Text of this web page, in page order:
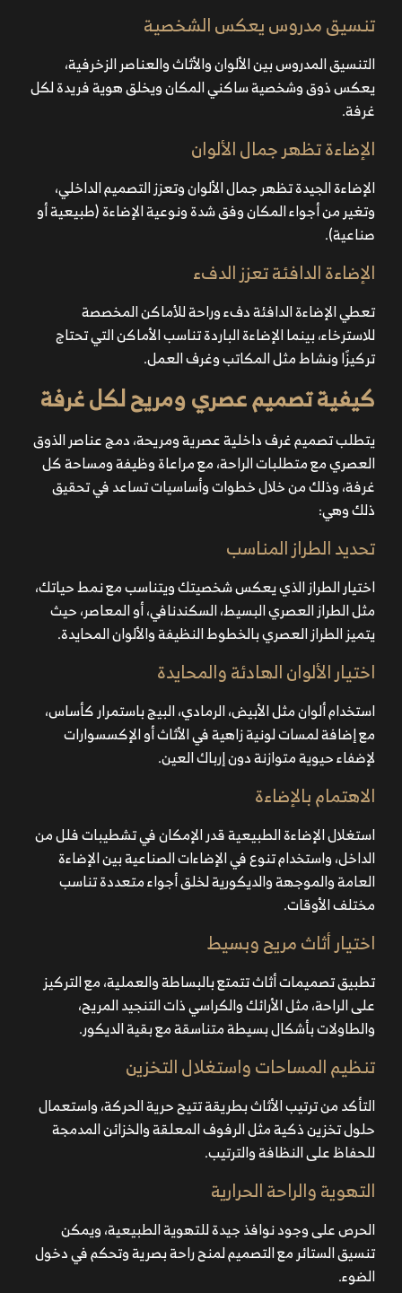
تنسيق مدروس يعكس الشخصية
التنسيق المدروس بين الألوان والأثاث والعناصر الزخرفية،
يعكس ذوق وشخصية ساكني المكان ويخلق هوية فريدة لكل
غرفة.
الإضاءة تظهر جمال الألوان
الإضاءة الجيدة تظهر جمال الألوان وتعزز التصميم الداخلي،
وتغير من أجواء المكان وفق شدة ونوعية الإضاءة (طبيعية أو
صناعية).
الإضاءة الدافئة تعزز الدفء
تعطي الإضاءة الدافئة دفء وراحة للأماكن المخصصة
للاسترخاء، بينما الإضاءة الباردة تناسب الأماكن التي تحتاج
تركيزًا ونشاط مثل المكاتب وغرف العمل.
كيفية تصميم عصري ومريح لكل غرفة
يتطلب تصميم غرف داخلية عصرية ومريحة، دمج عناصر الذوق
العصري مع متطلبات الراحة، مع مراعاة وظيفة ومساحة كل
غرفة، وذلك من خلال خطوات وأساسيات تساعد في تحقيق
ذلك وهي:
تحديد الطراز المناسب
اختيار الطراز الذي يعكس شخصيتك ويتناسب مع نمط حياتك،
مثل الطراز العصري البسيط، السكندنافي، أو المعاصر، حيث
يتميز الطراز العصري بالخطوط النظيفة والألوان المحايدة.
اختيار الألوان الهادئة والمحايدة
استخدام ألوان مثل الأبيض، الرمادي، البيج باستمرار كأساس،
مع إضافة لمسات لونية زاهية في الأثاث أو الإكسسوارات
لإضفاء حيوية متوازنة دون إرباك العين.
الاهتمام بالإضاءة
استغلال الإضاءة الطبيعية قدر الإمكان فيتشطيبات فلل من
الداخل، واستخدام تنوع في الإضاءات الصناعية بين الإضاءة
العامة والموجهة والديكورية لخلق أجواء متعددة تناسب
مختلف الأوقات.
اختيار أثاث مريح وبسيط
تطبيق تصميمات أثاث تتمتع بالبساطة والعملية، مع التركيز
على الراحة، مثل الأرائك والكراسي ذات التنجيد المريح،
والطاولات بأشكال بسيطة متناسقة مع بقية الديكور.
تنظيم المساحات واستغلال التخزين
التأكد من ترتيب الأثاث بطريقة تتيح حرية الحركة، واستعمال
حلول تخزين ذكية مثل الرفوف المعلقة والخزائن المدمجة
للحفاظ على النظافة والترتيب.
التهوية والراحة الحرارية
الحرص على وجود نوافذ جيدة للتهوية الطبيعية، ويمكن
تنسيق الستائر مع التصميم لمنح راحة بصرية وتحكم في دخول
الضوء.